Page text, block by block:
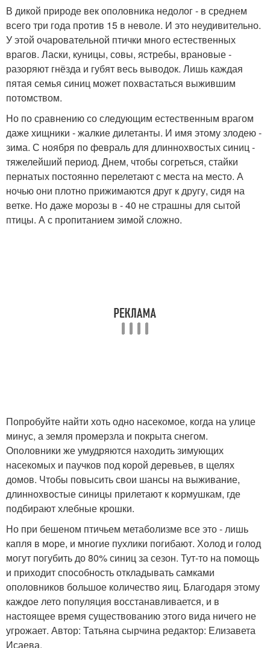
В дикой природе век ополовника недолог - в среднем
всего три года против 15 в неволе. И это неудивительно.
У этой очаровательной птички много естественных
врагов. Ласки, куницы, совы, ястребы, врановые -
разоряют гнёзда и губят весь выводок. Лишь каждая
пятая семья синиц может похвастаться выжившим
потомством.
Но по сравнению со следующим естественным врагом
даже хищники - жалкие дилетанты. И имя этому злодею -
зима. С ноября по февраль для длиннохвостых синиц -
тяжелейший период. Днем, чтобы согреться, стайки
пернатых постоянно перелетают с места на место. А
ночью они плотно прижимаются друг к другу, сидя на
ветке. Но даже морозы в - 40 не страшны для сытой
птицы. А с пропитанием зимой сложно.
Попробуйте найти хоть одно насекомое, когда на улице
минус, а земля промерзла и покрыта снегом.
Ополовники же умудряются находить зимующих
насекомых и паучков под корой деревьев, в щелях
домов. Чтобы повысить свои шансы на выживание,
длиннохвостые синицы прилетают к кормушкам, где
подбирают хлебные крошки.
Но при бешеном птичьем метаболизме все это - лишь
капля в море, и многие пухлики погибают. Холод и голод
могут погубить до 80% синиц за сезон. Тут-то на помощь
и приходит способность откладывать самками
ополовников большое количество яиц. Благодаря этому
каждое лето популяция восстанавливается, и в
настоящее время существованию этого вида ничего не
угрожает. Автор: Татьяна сырчина редактор: Елизавета
Исаева.